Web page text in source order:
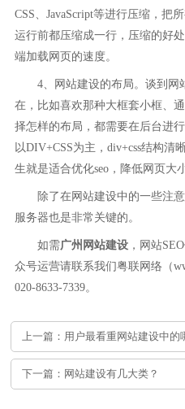
CSS、JavaScript等进行压缩，把
运行前都压缩成一行，压缩的好
端加载网页的速度。
4、网站建设的布局。谈到
在，比如喜欢那种大框套小框、
择怎样的布局，都需要在后台进
以DIV+CSS为主，div+css结构清
生就是适合优化seo，降低网页大
除了在网站建设中的一些注
服务器也是非常关键的。
如需广州网站建设 ，网站
众号运营请联系我们粤联网络（
020-8633-7339。
上一篇：用户最看重网站建设中的
下一篇：网站建设有几大类？